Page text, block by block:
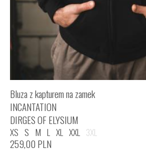
Bluza z kapturem na zamek
INCANTATION
DIRGES OF ELYSIUM
XS S M L XL XXL 3XL
259,00 PLN